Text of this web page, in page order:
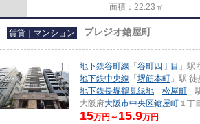
面積：22.23㎡
賃貸｜マンション プレジオ鎗屋町
地下鉄谷町線 「 谷町四丁目 」駅
地下鉄中央線 「 堺筋本町 」駅
地下鉄長堀鶴見緑地 「 松屋町 」
大阪府大阪市中央区鎗屋町 １丁
15万円～ 15.9万円